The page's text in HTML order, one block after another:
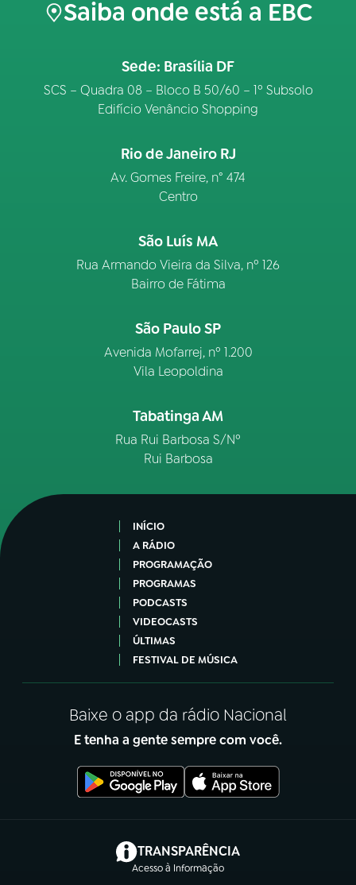
Saiba onde está a EBC
Sede: Brasília DF
SCS – Quadra 08 – Bloco B 50/60 – 1º Subsolo
Edifício Venâncio Shopping
Rio de Janeiro RJ
Av. Gomes Freire, n° 474
Centro
São Luís MA
Rua Armando Vieira da Silva, nº 126
Bairro de Fátima
São Paulo SP
Avenida Mofarrej, nº 1.200
Vila Leopoldina
Tabatinga AM
Rua Rui Barbosa S/Nº
Rui Barbosa
INÍCIO
A RÁDIO
PROGRAMAÇÃO
PROGRAMAS
PODCASTS
VIDEOCASTS
ÚLTIMAS
FESTIVAL DE MÚSICA
Baixe o app da rádio Nacional
E tenha a gente sempre com você.
TRANSPARÊNCIA
Acesso à Informação
(abre em nova aba)